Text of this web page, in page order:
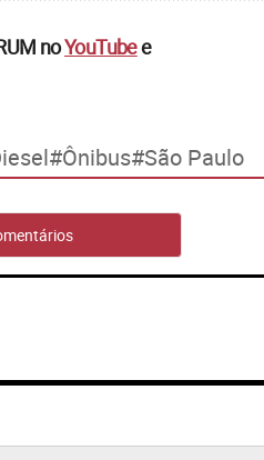
noYouTubee
Ônibus São Paulo